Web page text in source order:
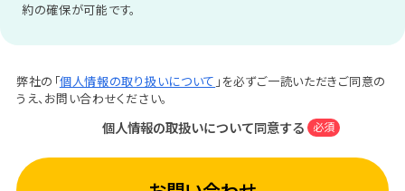
約の確保が可能です。
弊社の「個人情報の取り扱いについて 」を必ずご一読いただきご同意の
うえ、お問い合わせください。
個人情報の取扱いについて同意する 必須